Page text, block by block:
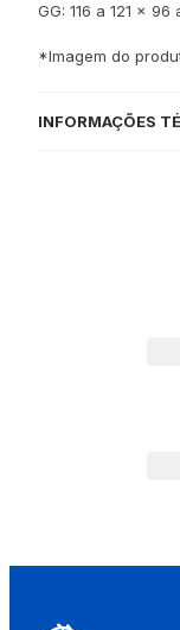
GG: 116 a 121 x 96
*Imagem do
INFORMAÇÕES